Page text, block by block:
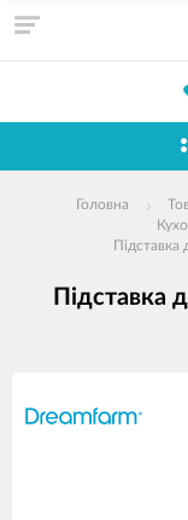
Головна
Підставка
Підставка
продуктів